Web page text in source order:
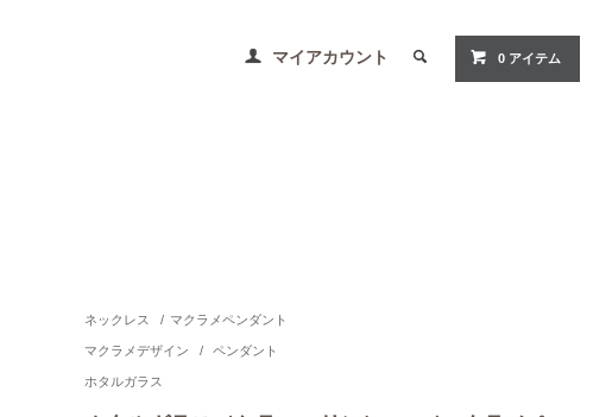
マイアカウント 0 アイテム
ネックレス / マクラメペンダント
マクラメデザイン / ペンダント
ホタルガラス